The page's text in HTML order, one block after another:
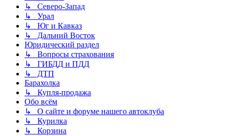
↳ Северо-Запад
↳ Урал
↳ Юг и Кавказ
↳ Дальний Восток
Юридический раздел
↳ Вопросы страхования
↳ ГИБДД и ПДД
↳ ДТП
Барахолка
↳ Купля-продажа
Обо всём
↳ О сайте и форуме нашего автоклуба
↳ Курилка
↳ Корзина